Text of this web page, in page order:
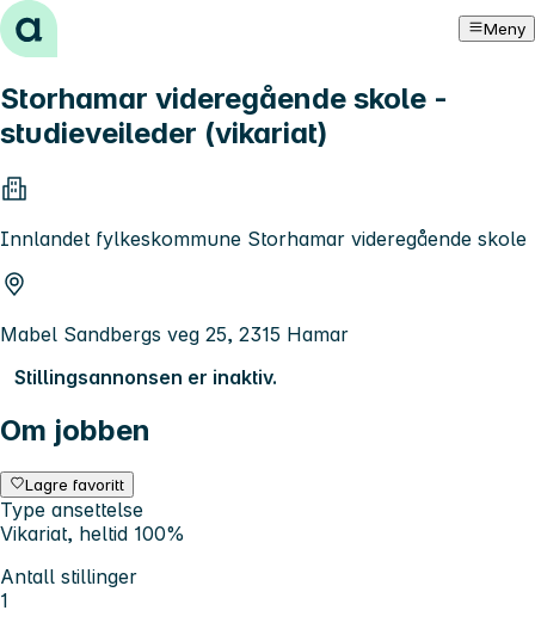
Hopp til innhold Meny
Storhamar videregående skole -
studieveileder (vikariat)
Innlandet fylkeskommune Storhamar videregående skole
Mabel Sandbergs veg 25, 2315 Hamar
Stillingsannonsen er inaktiv.
Om jobben
Lagre favoritt
Type ansettelse
Vikariat, heltid 100%
Antall stillinger
1